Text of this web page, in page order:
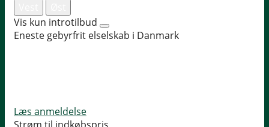
Vis kun introtilbud
Eneste gebyrfrit elselskab i Danmark
Læs anmeldelse